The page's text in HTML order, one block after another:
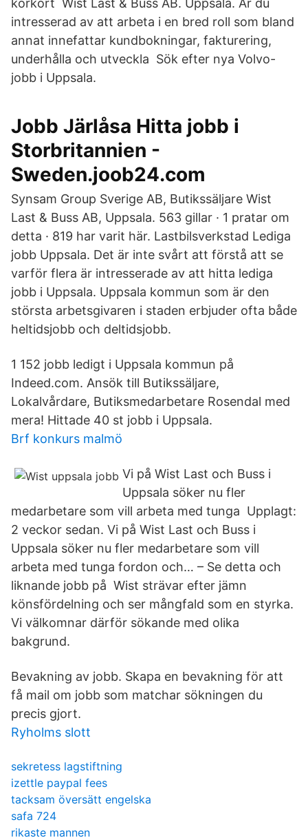
körkort Wist Last & Buss AB. Uppsala. Är du
intresserad av att arbeta i en bred roll som bland
annat innefattar kundbokningar, fakturering,
underhålla och utveckla Sök efter nya Volvo-
jobb i Uppsala.
Jobb Järlåsa Hitta jobb i
Storbritannien -
Sweden.joob24.com
Synsam Group Sverige AB, Butikssäljare Wist
Last & Buss AB, Uppsala. 563 gillar · 1 pratar om
detta · 819 har varit här. Lastbilsverkstad Lediga
jobb Uppsala. Det är inte svårt att förstå att se
varför flera är intresserade av att hitta lediga
jobb i Uppsala. Uppsala kommun som är den
största arbetsgivaren i staden erbjuder ofta både
heltidsjobb och deltidsjobb.
1 152 jobb ledigt i Uppsala kommun på
Indeed.com. Ansök till Butikssäljare,
Lokalvårdare, Butiksmedarbetare Rosendal med
mera! Hittade 40 st jobb i Uppsala.
Brf konkurs malmö
Vi på Wist Last och Buss i
Uppsala söker nu fler
medarbetare som vill arbeta med tunga Upplagt:
2 veckor sedan. Vi på Wist Last och Buss i
Uppsala söker nu fler medarbetare som vill
arbeta med tunga fordon och… – Se detta och
liknande jobb på Wist strävar efter jämn
könsfördelning och ser mångfald som en styrka.
Vi välkomnar därför sökande med olika
bakgrund.
Bevakning av jobb. Skapa en bevakning för att
få mail om jobb som matchar sökningen du
precis gjort.
Ryholms slott
sekretess lagstiftning
izettle paypal fees
tacksam översätt engelska
safa 724
rikaste mannen